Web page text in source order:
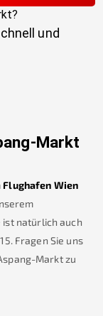
?
und
Markt
Flughafen Wien
ist natürlich auch
. Fragen Sie uns
Marktzu